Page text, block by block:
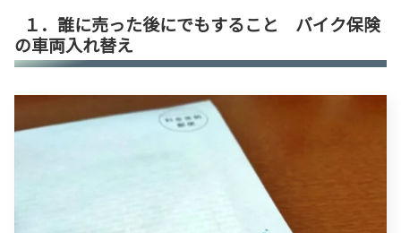
１．誰に売った後にでもすること バイク保険
の車両入れ替え